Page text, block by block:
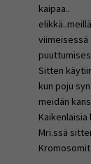
kaipaa..
viimeisessä
Sitten
kun poju
meidän
Mri.ssä